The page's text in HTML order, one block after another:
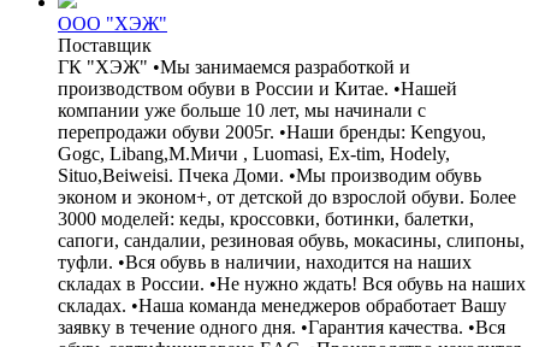
ООО "ХЭЖ"
Поставщик
ГК "ХЭЖ" •Мы занимаемся разработкой и
производством обуви в России и Китае. •Нашей
компании уже больше 10 лет, мы начинали с
перепродажи обуви 2005г. •Наши бренды: Kengyou,
Gogc, Libang,М.Мичи , Luomasi, Ex-tim, Hodely,
Situo,Beiweisi. Пчека Доми. •Мы производим обувь
эконом и эконом+, от детской до взрослой обуви. Более
3000 моделей: кеды, кроссовки, ботинки, балетки,
сапоги, сандалии, резиновая обувь, мокасины, слипоны,
туфли. •Вся обувь в наличии, находится на наших
складах в России. •Не нужно ждать! Вся обувь на наших
складах. •Наша команда менеджеров обработает Вашу
заявку в течение одного дня. •Гарантия качества. •Вся